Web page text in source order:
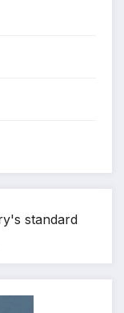
standard